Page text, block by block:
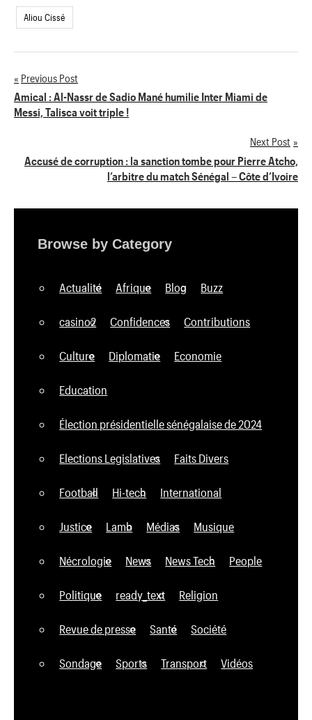
Aliou Cissé
Navigation
de
Previous Post
Amical : Al-Nassr de Sadio Mané humilie Inter Miami de
Messi, Talisca voit triple !
Next Post
Accusé de corruption : la sanction tombe pour Pierre Atcho,
l’arbitre du match Sénégal – Côte d’Ivoire
Browse by Category
Actualité Afrique Blog Buzz
casino2 Confidences Contributions
Culture Diplomatie Economie
Education
Élection présidentielle sénégalaise de 2024
Elections Legislatives Faits Divers
Football Hi-tech International
Justice Lamb Médias Musique
Nécrologie News News Tech People
Politique ready_text Religion
Revue de presse Santé Société
Sondage Sports Transport Vidéos